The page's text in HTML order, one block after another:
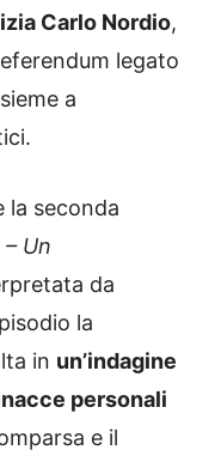
Carlo Nordio,
legato
a
la seconda
– Un
da
la
in un’indagine
personali
e il